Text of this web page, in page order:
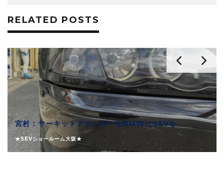
RELATED POSTS
宮村：サーキットアタッカーなBMWにSEVを
★SEVショールーム大阪★